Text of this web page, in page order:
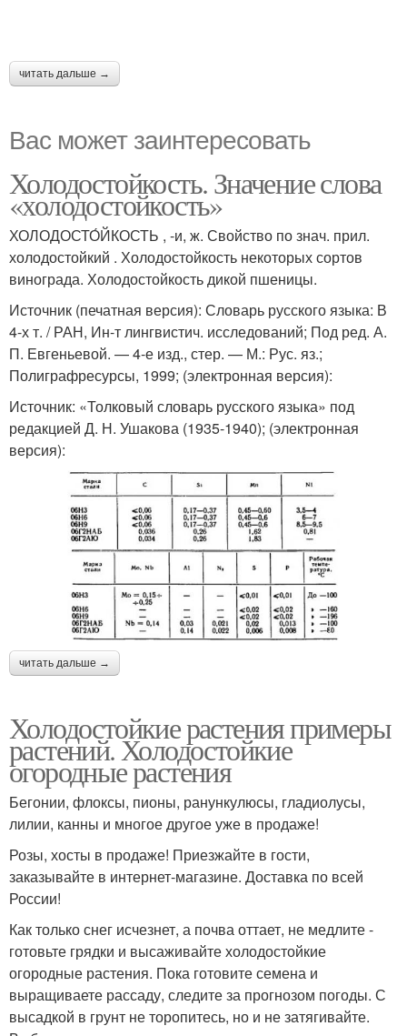
читать дальше →
Вас может заинтересовать
Холодостойкость. Значение слова
«холодостойкость»
ХОЛОДОСТО́ЙКОСТЬ , -и, ж. Свойство по знач. прил.
холодостойкий . Холодостойкость некоторых сортов
винограда. Холодостойкость дикой пшеницы.
Источник (печатная версия): Словарь русского языка: В
4-х т. / РАН, Ин-т лингвистич. исследований; Под ред. А.
П. Евгеньевой. — 4-е изд., стер. — М.: Рус. яз.;
Полиграфресурсы, 1999; (электронная версия):
Источник: «Толковый словарь русского языка» под
редакцией Д. Н. Ушакова (1935-1940); (электронная
версия):
читать дальше →
Холодостойкие растения примеры
растений. Холодостойкие
огородные растения
Бегонии, флоксы, пионы, ранункулюсы, гладиолусы,
лилии, канны и многое другое уже в продаже!
Розы, хосты в продаже! Приезжайте в гости,
заказывайте в интернет-магазине. Доставка по всей
России!
Как только снег исчезнет, а почва оттает, не медлите -
готовьте грядки и высаживайте холодостойкие
огородные растения. Пока готовите семена и
выращиваете рассаду, следите за прогнозом погоды. С
высадкой в грунт не торопитесь, но и не затягивайте.